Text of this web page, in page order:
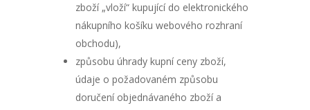
zboží „vloží“ kupující do elektronického
nákupního košíku webového rozhraní
obchodu),
způsobu úhrady kupní ceny zboží,
údaje o požadovaném způsobu
doručení objednávaného zboží a